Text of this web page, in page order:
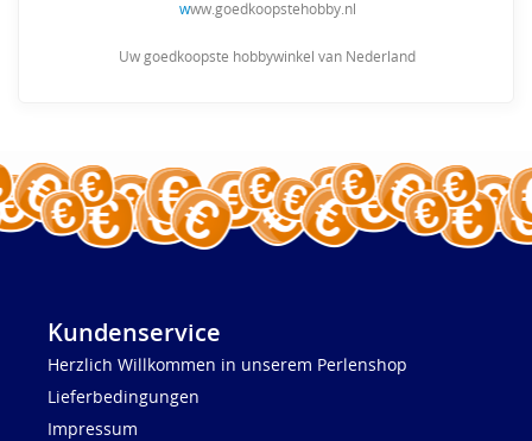
www.goedkoopstehobby.nl
Uw goedkoopste hobbywinkel van Nederland
Kundenservice
Herzlich Willkommen in unserem Perlenshop
Lieferbedingungen
Impressum